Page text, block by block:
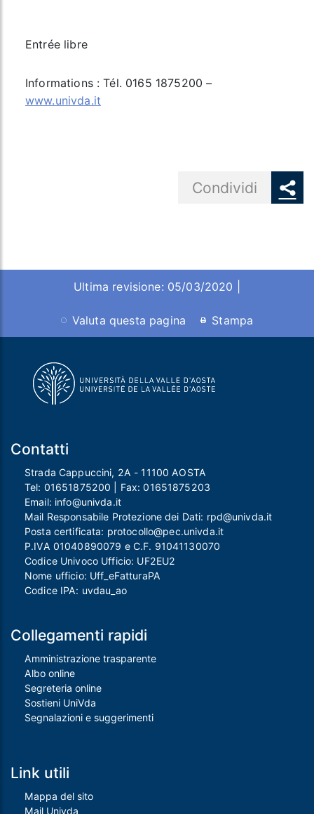
Entrée libre
Informations : Tél. 0165 1875200 –
www.univda.it
Condividi
Ultima revisione: 05/03/2020 |
Valuta questa pagina Stampa
Contatti
Strada Cappuccini, 2A - 11100 AOSTA
Tel: 01651875200 | Fax:01651875203
Email: info@univda.it
Mail Responsabile Protezione dei Dati: rpd@univda.it
Posta certificata: protocollo@pec.univda.it
P.IVA 01040890079 e C.F. 91041130070
Codice Univoco Ufficio: UF2EU2
Nome ufficio: Uff_eFatturaPA
Codice IPA: uvdau_ao
Collegamenti rapidi
Amministrazione trasparente
Albo online
Segreteria online
Sostieni UniVda
Segnalazioni e suggerimenti
Link utili
Mappa del sito
Mail Univda